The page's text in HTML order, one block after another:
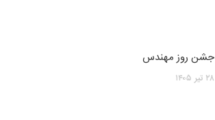
جشن روز مهندس
۲۸ تیر ۱۴۰۵